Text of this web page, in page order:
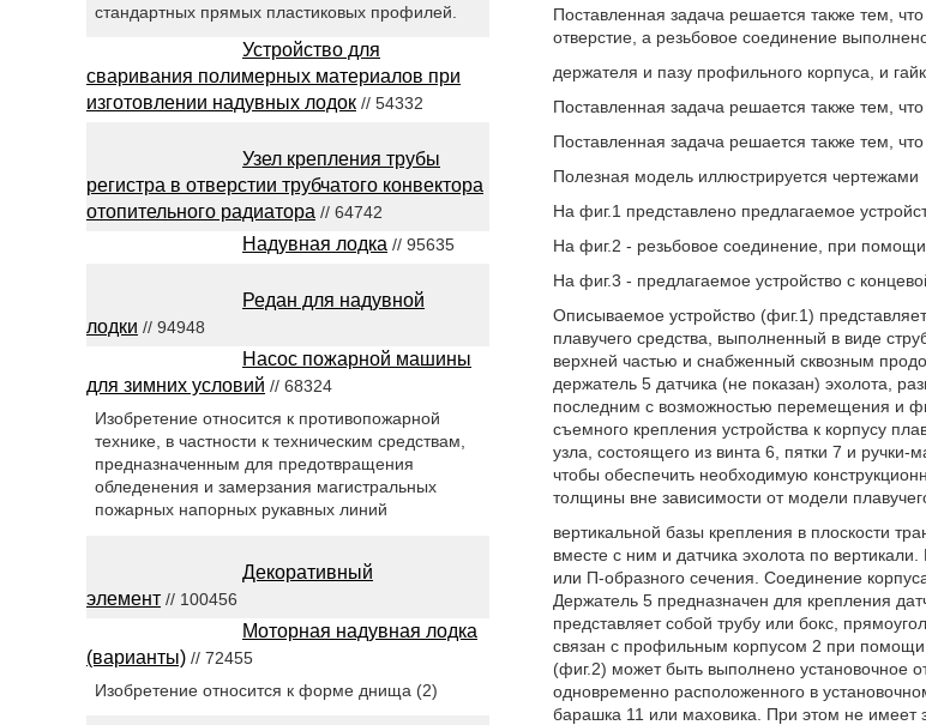
Поставленная задача решается также тем,
отверстие, а резьбовое соединение
держателя и пазу профильного корпуса, и
Поставленная задача решается также тем,
Поставленная задача решается также тем,
Полезная модель иллюстрируется чертежами
На фиг.1 представлено предлагаемое
На фиг.2 - резьбовое соединение, при
На фиг.3 - предлагаемое устройство с
Описываемое устройство (фиг.1)
плавучего средства, выполненный в виде
верхней частью и снабженный сквозным
держатель 5 датчика (не показан) эхолота,
последним с возможностью перемещения и
съемного крепления устройства к корпусу
узла, состоящего из винта 6, пятки 7 и
чтобы обеспечить необходимую
толщины вне зависимости от модели
вертикальной базы крепления в плоскости
вместе с ним и датчика эхолота по
или П-образного сечения. Соединение
Держатель 5 предназначен для крепления
представляет собой трубу или бокс,
связан с профильным корпусом 2 при помощи
(фиг.2) может быть выполнено установочное
одновременно расположенного в
барашка 11 или маховика. При этом не имеет
стандартных прямых пластиковых профилей.
Устройство для
сваривания полимерных материалов при
изготовлении надувных лодок // 54332
Узел крепления трубы
регистра в отверстии трубчатого конвектора
отопительного радиатора // 64742
Надувная лодка // 95635
Редан для надувной
лодки // 94948
Насос пожарной машины
для зимних условий // 68324
Изобретение относится к противопожарной
технике, в частности к техническим средствам,
предназначенным для предотвращения
обледенения и замерзания магистральных
пожарных напорных рукавных линий
Декоративный
элемент // 100456
Моторная надувная лодка
(варианты) // 72455
Изобретение относится к форме днища (2)